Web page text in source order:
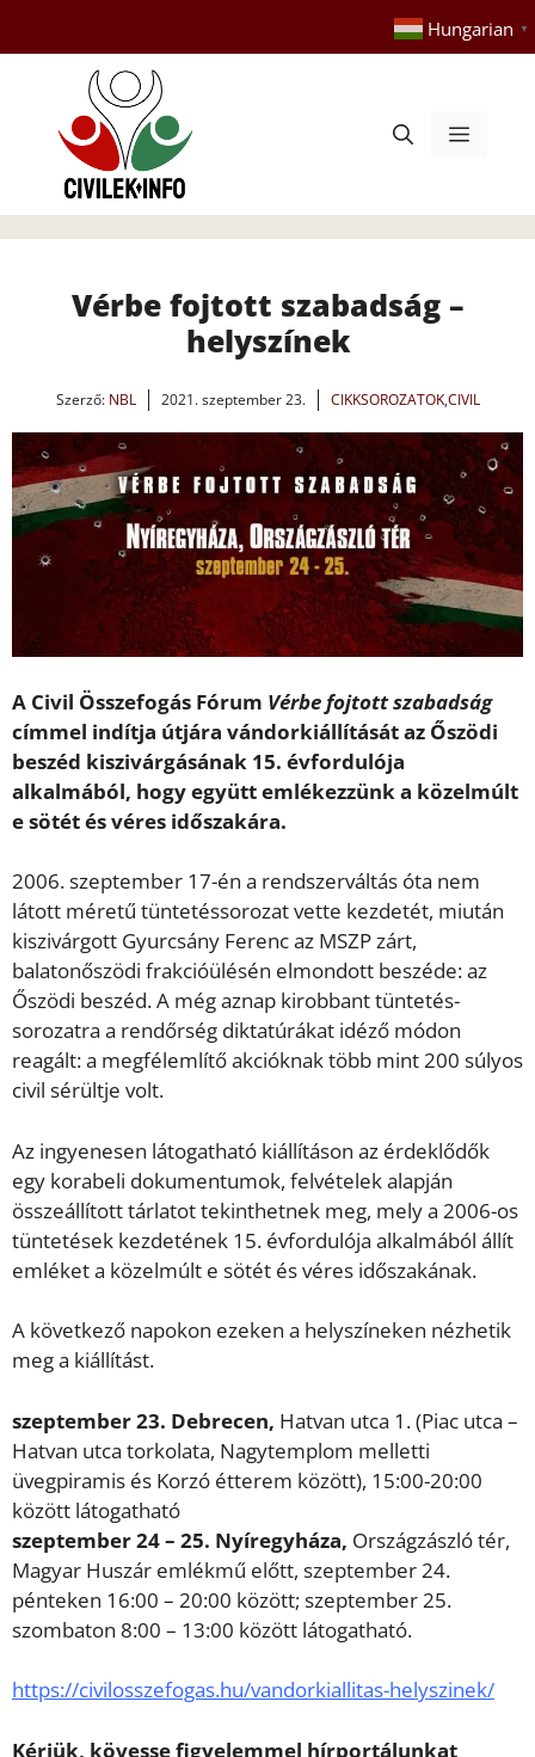
tartalomba
Hungarian ▼
Menü
Vérbe fojtott szabadság –
helyszínek
Szerző: NBL 2021. szeptember 23. CIKKSOROZATOK,CIVIL
A Civil Összefogás Fórum Vérbe fojtott szabadság
címmel indítja útjára vándorkiállítását az Őszödi
beszéd kiszivárgásának 15. évfordulója
alkalmából, hogy együtt emlékezzünk a közelmúlt
e sötét és véres időszakára.
2006. szeptember 17-én a rendszerváltás óta nem
látott méretű tüntetéssorozat vette kezdetét, miután
kiszivárgott Gyurcsány Ferenc az MSZP zárt,
balatonőszödi frakcióülésén elmondott beszéde: az
Őszödi beszéd. A még aznap kirobbant tüntetés-
sorozatra a rendőrség diktatúrákat idéző módon
reagált: a megfélemlítő akcióknak több mint 200 súlyos
civil sérültje volt.
Az ingyenesen látogatható kiállításon az érdeklődők
egy korabeli dokumentumok, felvételek alapján
összeállított tárlatot tekinthetnek meg, mely a 2006-os
tüntetések kezdetének 15. évfordulója alkalmából állít
emléket a közelmúlt e sötét és véres időszakának.
A következő napokon ezeken a helyszíneken nézhetik
meg a kiállítást.
szeptember 23. Debrecen, Hatvan utca 1. (Piac utca –
Hatvan utca torkolata, Nagytemplom melletti
üvegpiramis és Korzó étterem között), 15:00-20:00
között látogatható
szeptember 24 – 25. Nyíregyháza, Országzászló tér,
Magyar Huszár emlékmű előtt, szeptember 24.
pénteken 16:00 – 20:00 között; szeptember 25.
szombaton 8:00 – 13:00 között látogatható.
https://civilosszefogas.hu/vandorkiallitas-helyszinek/
Kérjük, kövesse figyelemmel hírportálunkat